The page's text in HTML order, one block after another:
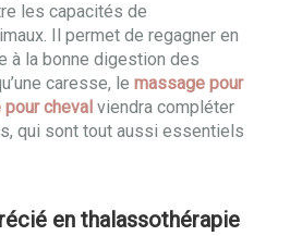
les capacités de
Il permet de regagner en
à la bonne digestion des
caresse, le massage pour
cheval viendra compléter
qui sont tout aussi essentiels
en thalassothérapie